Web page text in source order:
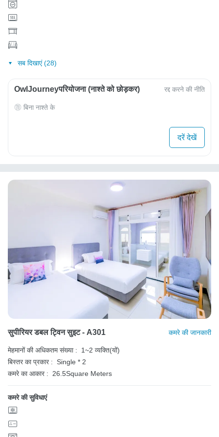
सब दिखाएं (28)
OwlJourneyपरियोजना (नाश्ते को छोड़कर) रद्द करने की नीति
बिना नाश्ते के
दरें देखें
सुपीरियर डबल ट्विन सुइट - A301 कमरे की जानकारी
मेहमानों की अधिकतम संख्या :
1~2 व्यक्ति(यों)
बिस्तर का प्रकार :
Single * 2
कमरे का आकार :
26.5Square Meters
कमरे की सुविधाएं